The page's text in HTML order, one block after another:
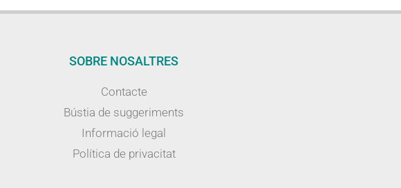
SOBRE NOSALTRES
Contacte
Bústia de suggeriments
Informació legal
Política de privacitat